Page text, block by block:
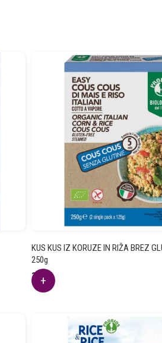
KUS KUS IZ KORUZE IN RIŽA BREZ
250g
3.75
€